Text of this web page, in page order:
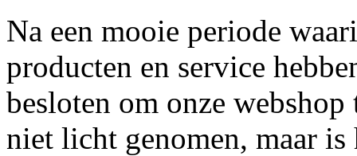
Na een mooie periode
producten en service
besloten om onze
niet licht genomen, maar